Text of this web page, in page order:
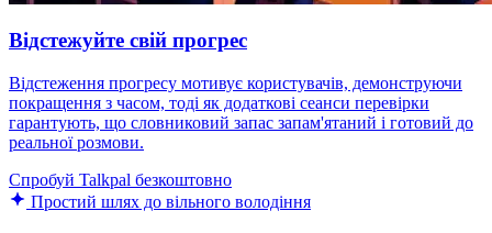
Відстежуйте свій прогрес
Відстеження прогресу мотивує користувачів, демонструючи
покращення з часом, тоді як додаткові сеанси перевірки
гарантують, що словниковий запас запам'ятаний і готовий до
реальної розмови.
Спробуй Talkpal безкоштовно
Простий шлях до вільного володіння